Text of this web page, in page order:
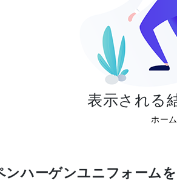
表示される
ホー
ハーゲンユニフォーム